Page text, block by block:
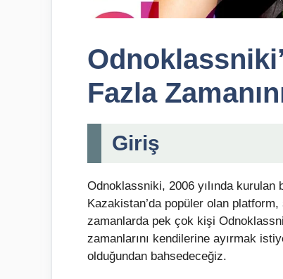
Fazla
Giriş
Odnoklassniki, 2006 yılında
Kazakistan’da popüler olan
zamanlarda pek çok kişi
zamanlarını kendilerine ayırmak
olduğundan bahsedeceğiz.